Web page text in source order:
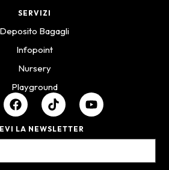
SERVIZI
Deposito Bagagli
Infopoint
Nursery
Playground
LA NEWSLETTER